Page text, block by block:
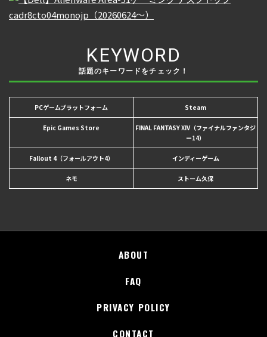
KEYWORD
話題のキーワードをチェック！
PCゲームプラットフォーム Steam
Epic Games Store
FINAL FANTASY XIV（ファイナルファンタジ
ー14）
Fallout 4（フォールアウト4） インディーゲーム
ネモ ストーム久保
ABOUT
FAQ
PRIVACY POLICY
CONTACT